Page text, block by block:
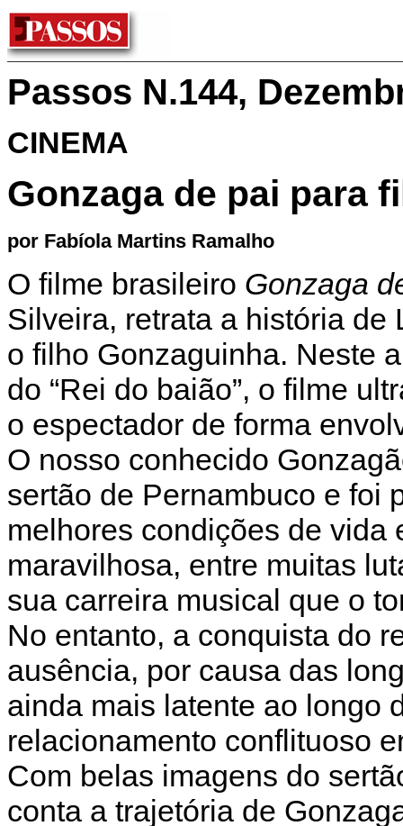
Passos N.144,
CINEMA
Gonzaga de pai para
por Fabíola Martins Ramalho
O filme brasileiro Gonzaga
Silveira, retrata a história
o filho Gonzaguinha. Neste
do “Rei do baião”, o filme
o espectador de forma
O nosso conhecido
sertão de Pernambuco e foi
melhores condições de vida
maravilhosa, entre muitas
sua carreira musical que o
No entanto, a conquista do
ausência, por causa das
ainda mais latente ao longo
relacionamento conflituoso
Com belas imagens do
conta a trajetória de